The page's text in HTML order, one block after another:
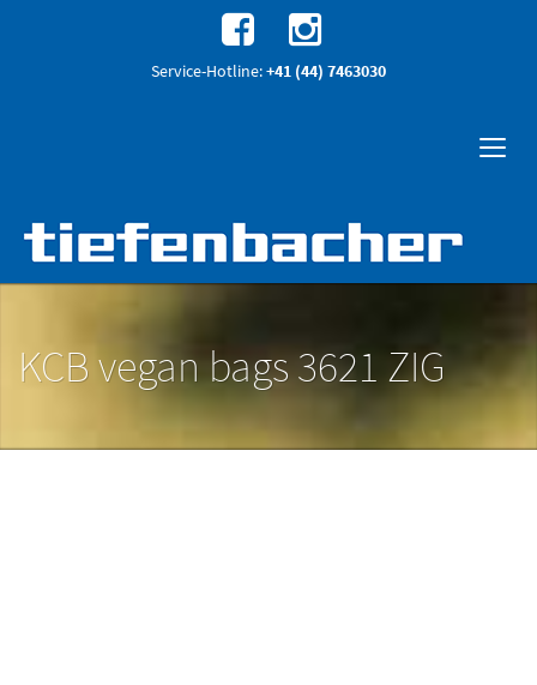
Service-Hotline:+41 (44) 7463030
KCB vegan bags 3621 ZIG